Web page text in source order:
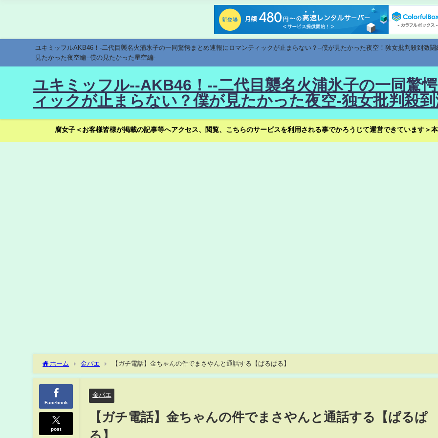
ユキミッフルAKB46！-二代目襲名火浦氷子の一同驚愕まとめ速報にロマンティックが止まらない？--僕が見たかった夜空！独女批判殺到激
見たかった夜空編--僕の見たかった星空編-
ユキミッフル--AKB46！--二代目襲名火浦氷子の一同驚
ィックが止まらない？僕が見たかった夜空-独女批判殺
腐女子＜お客様皆様が掲載の記事等へアクセス、閲覧、こちらのサービスを利用される事でかろうじて運営できています＞
ホーム 金バエ 【ガチ電話】金ちゃんの件でまさやんと通話する【ぱるぱる】
Facebook
post
金バエ
【ガチ電話】金ちゃんの件でまさやんと通話する【ぱるぱ
る】